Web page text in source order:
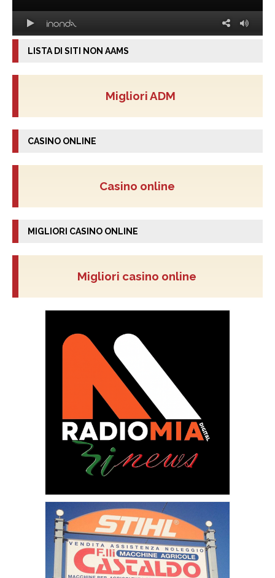
LISTA DI SITI NON AAMS
Migliori ADM
CASINO ONLINE
Casino online
MIGLIORI CASINO ONLINE
Migliori casino online